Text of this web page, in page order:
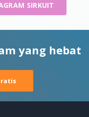
SIRKUIT
yang hebat